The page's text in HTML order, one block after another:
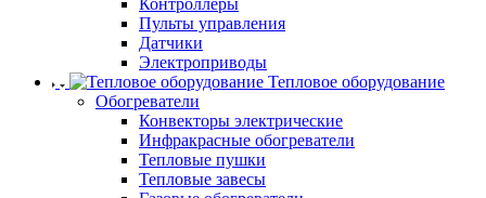
Контроллеры
Пульты управления
Датчики
Электроприводы
Тепловое оборудование
Обогреватели
Конвекторы электрические
Инфракрасные обогреватели
Тепловые пушки
Тепловые завесы